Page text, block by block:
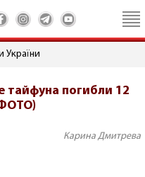
України
тайфуна погибли 12
Карина Дмитрева